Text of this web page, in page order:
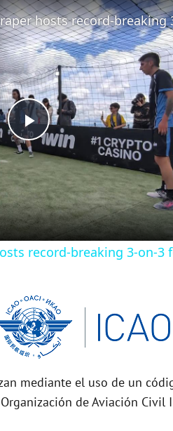
P
l
a
V
i
d
record-breaking 3-on-3
mediante el uso de un
de Aviación